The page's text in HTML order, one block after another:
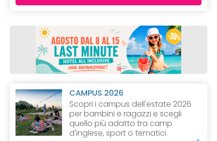
CAMPUS 2026
Scopri i campus dell'estate 2026
per bambini e ragazzi e scegli
quello più adatto tra camp
d'inglese, sport o tematici.